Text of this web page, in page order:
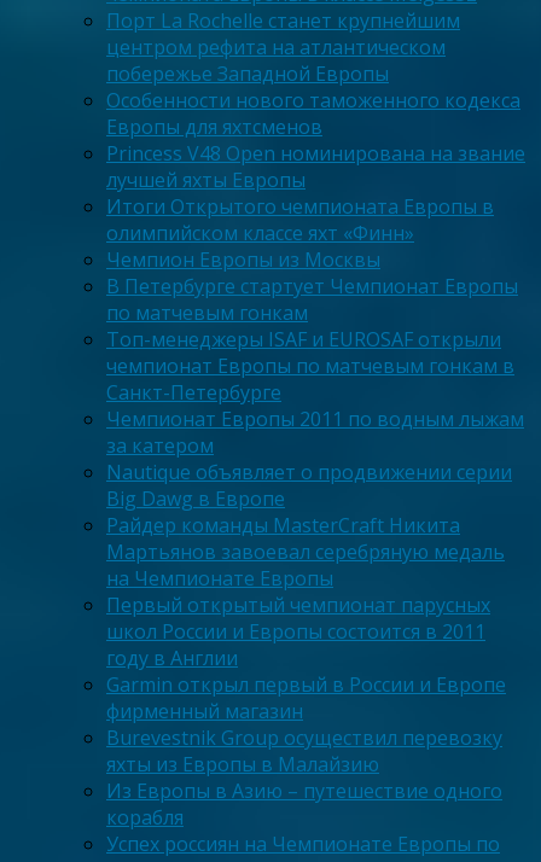
Порт La Rochelle станет крупнейшим
центром рефита на атлантическом
побережье Западной Европы
Особенности нового таможенного кодекса
Европы для яхтсменов
Princess V48 Open номинирована на звание
лучшей яхты Европы
Итоги Открытого чемпионата Европы в
олимпийском классе яхт «Финн»
Чемпион Европы из Москвы
В Петербурге стартует Чемпионат Европы
по матчевым гонкам
Топ-менеджеры ISAF и EUROSAF открыли
чемпионат Европы по матчевым гонкам в
Санкт-Петербурге
Чемпионат Европы 2011 по водным лыжам
за катером
Nautique объявляет о продвижении серии
Big Dawg в Европе
Райдер команды MasterCraft Никита
Мартьянов завоевал серебряную медаль
на Чемпионате Европы
Первый открытый чемпионат парусных
школ России и Европы состоится в 2011
году в Англии
Garmin открыл первый в России и Европе
фирменный магазин
Burevestnik Group осуществил перевозку
яхты из Европы в Малайзию
Из Европы в Азию – путешествие одного
корабля
Успех россиян на Чемпионате Европы по